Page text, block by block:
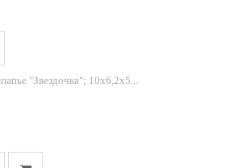
"Звездочка"; 10х6,2х5...